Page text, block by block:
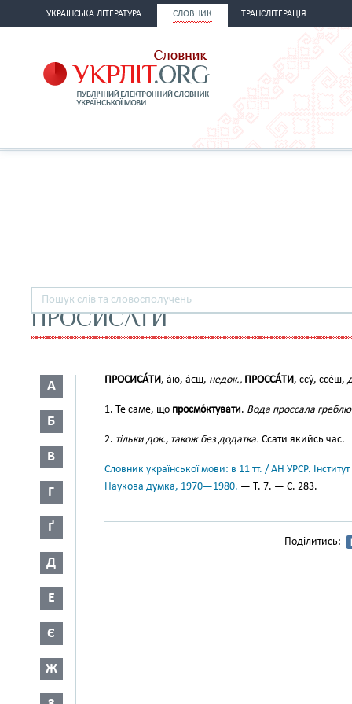
УКРАЇНСЬКА ЛІТЕРАТУРА СЛОВНИК ТРАНСЛІТЕРАЦІЯ
ПРОСИСАТИ
А
Б
В
Г
Ґ
Д
Е
Є
Ж
ПРОСИСА́ТИ, а́ю, а́єш, недок., ПРОССА́ТИ, ссу́, ссе́ш,
1. Те саме, що просмо́ктувати. Вода проссала греблю
2. тільки док., також без додатка. Ссати якийсь час.
Словник української мови: в 11 тт. / АН УРСР.
Наукова думка, 1970—1980. — Т. 7. — С. 283.
Поділитись: